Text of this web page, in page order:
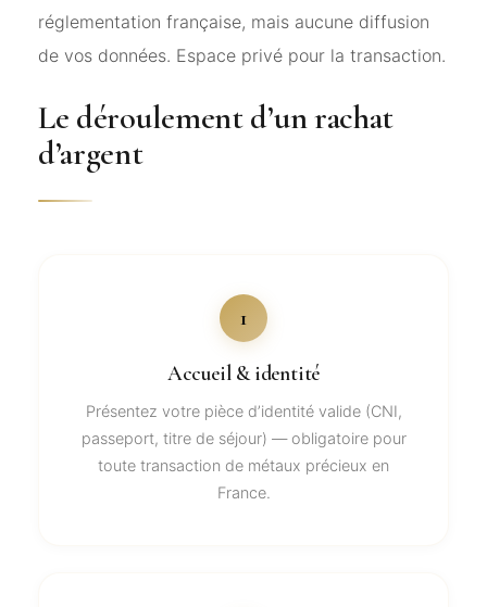
réglementation française, mais aucune diffusion
de vos données. Espace privé pour la transaction.
Le déroulement d’un rachat
d’argent
1
Accueil & identité
Présentez votre pièce d’identité valide (CNI,
passeport, titre de séjour) — obligatoire pour
toute transaction de métaux précieux en
France.